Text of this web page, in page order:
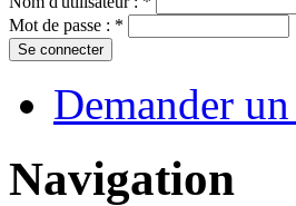
Mot de passe : *
Demander
Navigation